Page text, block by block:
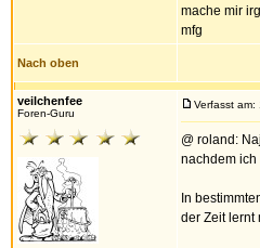
mache mir
mfg
Nach oben
veilchenfee
Foren-Guru
Verfasst am:
@ roland:
nachdem ich
In
der Zeit lernt